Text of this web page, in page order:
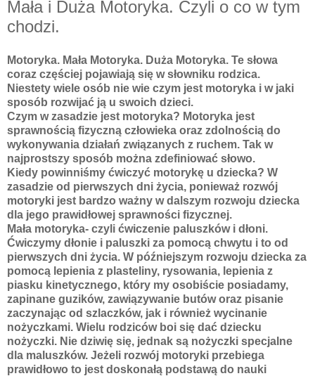
Mała i Duża Motoryka. Czyli o co w tym
chodzi.
Motoryka. Mała Motoryka. Duża Motoryka. Te słowa
coraz częściej pojawiają się w słowniku rodzica.
Niestety wiele osób nie wie czym jest motoryka i w jaki
sposób rozwijać ją u swoich dzieci.
Czym w zasadzie jest motoryka? Motoryka jest
sprawnością fizyczną człowieka oraz zdolnością do
wykonywania działań związanych z ruchem. Tak w
najprostszy sposób można zdefiniować słowo.
Kiedy powinniśmy ćwiczyć motorykę u dziecka? W
zasadzie od pierwszych dni życia, ponieważ rozwój
motoryki jest bardzo ważny w dalszym rozwoju dziecka
dla jego prawidłowej sprawności fizycznej.
Mała motoryka- czyli ćwiczenie paluszków i dłoni.
Ćwiczymy dłonie i paluszki za pomocą chwytu i to od
pierwszych dni życia. W późniejszym rozwoju dziecka za
pomocą lepienia z plasteliny, rysowania, lepienia z
piasku kinetycznego, który my osobiście posiadamy,
zapinane guzików, zawiązywanie butów oraz pisanie
zaczynając od szlaczków, jak i również wycinanie
nożyczkami. Wielu rodziców boi się dać dziecku
nożyczki. Nie dziwię się, jednak są nożyczki specjalne
dla maluszków. Jeżeli rozwój motoryki przebiega
prawidłowo to jest doskonałą podstawą do nauki